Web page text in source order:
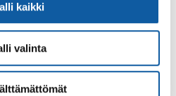
kaikki
valinta
Asiointi
Palvelupiste